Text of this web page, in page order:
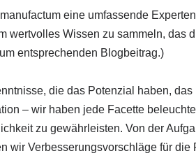
eine umfassende
wertvolles Wissen zu sammeln,
entsprechenden Blogbeitrag.)
die das Potenzial haben,
– wir haben jede Facette
zu gewährleisten. Von der
wir Verbesserungsvorschläge für